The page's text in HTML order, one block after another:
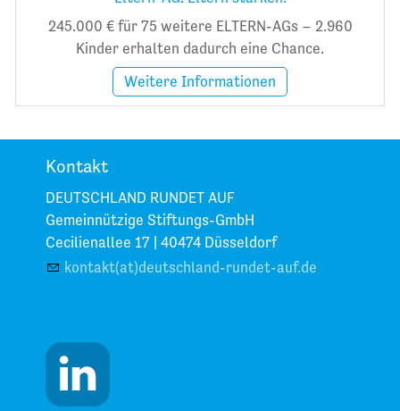
245.000 € für 75 weitere ELTERN-AGs – 2.960
Kinder erhalten dadurch eine Chance.
Weitere Informationen
Kontakt
DEUTSCHLAND RUNDET AUF
Gemeinnützige Stiftungs-GmbH
Cecilienallee 17 | 40474 Düsseldorf
kontakt(at)deutschland-rundet-auf.de